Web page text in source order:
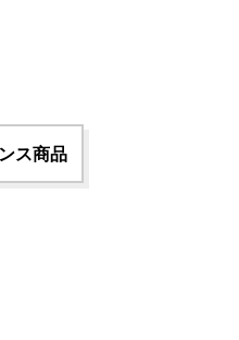
ス商品